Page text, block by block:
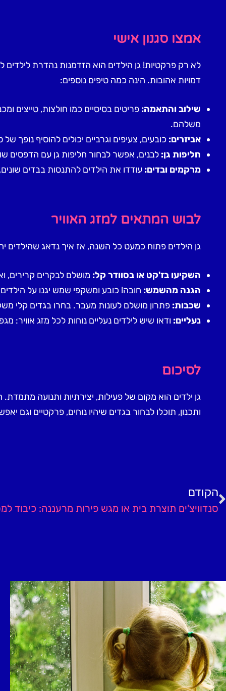
אמצו סגנון אישי
לא רק פרקטיות! גן הילדים הוא הזדמנות נהדרת
דמויות אהובות. הינה כמה טיפים נוספים:
שילוב והתאמה: פריטים בסיסיים כמו חולצות, טייצים
משלהם.
אביזרים: כובעים, צעיפים וגרביים יכולים להוסיף
חליפות גן: לבנים, אפשר לבחור חליפות גן עם הדפסים
מרקמים ובדים: עודדו את הילדים להתנסות בבדים
לבוש המתאים למזג האוויר
גן הילדים פתוח כמעט כל השנה, אז איך נדאג שהילדים
השקיעו בז'קט או בסוודר קל: מושלם לבקרים קרירים,
הגנה מהשמש: חובה! כובע ומשקפי שמש יגנו על
שכבות: פתרון מושלם לעונות מעבר. בחרו בגדים קלי
נעליים: ודאו שיש לילדים נעליים נוחות לכל מזג אוויר:
לסיכום
גן ילדים הוא מקום של פעילות, יצירתיות ותנועה
ותכנון, תוכלו לבחור בגדים שיהיו נוחים, פרקטיים וגם
הקודם